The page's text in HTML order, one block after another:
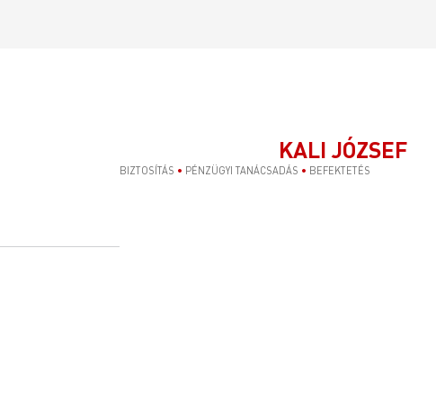
KALI JÓZSEF
BIZTOSÍTÁS • PÉNZÜGYI TANÁCSADÁS • BEFEKTETÉS